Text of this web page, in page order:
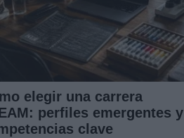
elegir una carrera
perfiles emergentes y
clave